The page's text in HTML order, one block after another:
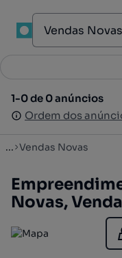
1-0 de 0 anúncios
Ordem dos
1-0 de 0 anúncios
Ordem dos
... Vendas Novas
Novas,